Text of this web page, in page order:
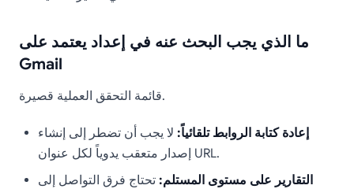
ما الذي يجب البحث عنه في إعداد يعتمد على
Gmail
قائمة التحقق العملية قصيرة.
إعادة كتابة الروابط تلقائياً: لا يجب أن تضطر إلى إنشاء
إصدار متعقب يدوياً لكل عنوان URL.
التقارير على مستوى المستلم: تحتاج فرق التواصل إلى